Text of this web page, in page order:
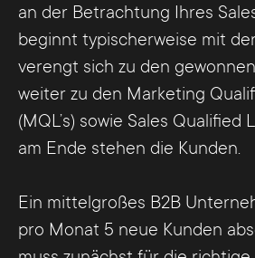
an der Betrachtung Ihres
beginnt typischerweise mit
verengt sich zu den
weiter zu den Marketing
(MQL’s) sowie Sales Qualified
am Ende stehen die Kunden.
Ein mittelgroßes B2B
pro Monat 5 neue Kunden